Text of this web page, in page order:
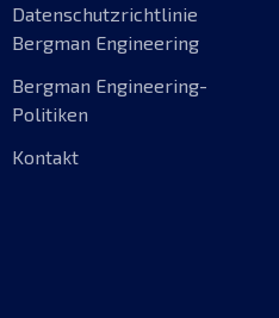
Datenschutzrichtlinie
Bergman Engineering
Bergman Engineering-
Politiken
Kontakt